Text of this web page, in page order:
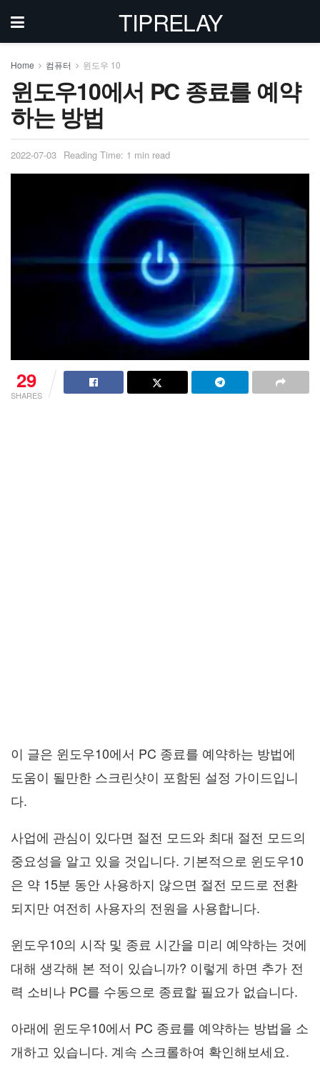
TIPRELAY
Home 컴퓨터 윈도우 10
윈도우10에서 PC 종료를 예약
하는 방법
2022-07-03 Reading Time: 1 min read
29
SHARES
이 글은 윈도우10에서 PC 종료를 예약하는 방법에
도움이 될만한 스크린샷이 포함된 설정 가이드입니
다.
사업에 관심이 있다면 절전 모드와 최대 절전 모드의
중요성을 알고 있을 것입니다. 기본적으로 윈도우10
은 약 15분 동안 사용하지 않으면 절전 모드로 전환
되지만 여전히 사용자의 전원을 사용합니다.
윈도우10의 시작 및 종료 시간을 미리 예약하는 것에
대해 생각해 본 적이 있습니까? 이렇게 하면 추가 전
력 소비나 PC를 수동으로 종료할 필요가 없습니다.
아래에 윈도우10에서 PC 종료를 예약하는 방법을 소
개하고 있습니다. 계속 스크롤하여 확인해보세요.